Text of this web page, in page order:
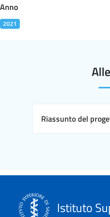
Anno
2021
Riassunto del
Istituto